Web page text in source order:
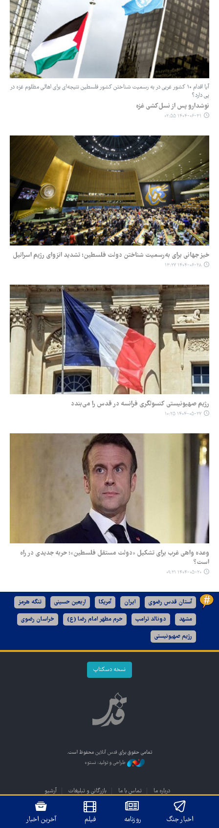
آیا اقدام ۱۰ کشور غربی در به رسمیت شناختن کشور فلسطین نتیجه‌ای برای اهالی مظلوم غزه در
پی دارد؟
نوشدارو پس از نسل‌کشی غزه
۱۴۰۴-۰۶-۳۱ ۰۲:۵۵
خیز جهانی برای به‌رسمیت‌ شناختن دولت فلسطین؛ تشدید انزوای رژیم اسرائیل
۱۴۰۴-۰۶-۲۸ ۱۳:۲۷
رژیم صهیونیستی کنسولگری فرانسه در قدس را می‌بندد
۱۴۰۴-۰۵-۲۷ ۱۰:۲۵
وعده واهی غرب برای تشکیل «دولت مستقل فلسطین»؛ حربه جدیدی در راه
است؟
۱۴۰۴-۰۵-۲۰ ۰۹:۲۱
آستان قدس رضوی ایران آمریکا اربعین حسینی تنگه هرمز
مشهد دونالد ترامپ حرم مطهر امام رضا (ع) خراسان رضوی
رژیم صهیونیستی
نسخه دسکتاپ
تمامی حقوق برای قدس آنلاین محفوظ است.
طراحی و تولید: نستوه
درباره ما تماس با ما بازرگانی و تبلیغات آرشیو
اخبار جنگ روزنامه فیلم آخرین اخبار